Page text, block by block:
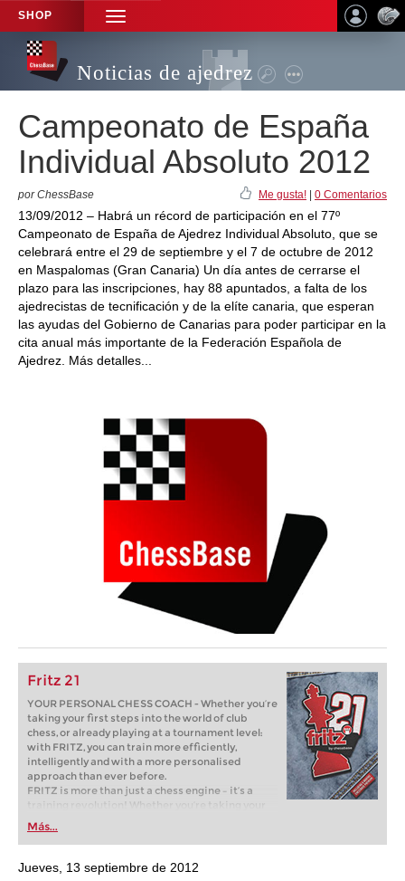
SHOP
TOGGLE
NAVIGATION
Noticias de ajedrez
Campeonato de España
Individual Absoluto 2012
por ChessBase Me gusta! 0 Comentarios
13/09/2012 – Habrá un récord de participación en el 77º
Campeonato de España de Ajedrez Individual Absoluto, que se
celebrará entre el 29 de septiembre y el 7 de octubre de 2012
en Maspalomas (Gran Canaria) Un día antes de cerrarse el
plazo para las inscripciones, hay 88 apuntados, a falta de los
ajedrecistas de tecnificación y de la elíte canaria, que esperan
las ayudas del Gobierno de Canarias para poder participar en la
cita anual más importante de la Federación Española de
Ajedrez. Más detalles...
Fritz 21
YOUR PERSONAL CHESS COACH - Whether you’re
taking your first steps into the world of club
chess, or already playing at a tournament level:
with FRITZ, you can train more efficiently,
intelligently and with a more personalised
approach than ever before.
FRITZ is more than just a chess engine – it’s a
training revolution! Whether you’re taking your
first steps into the world of club chess, or already
playing at a tournament level: with FRITZ, you can
train more efficiently, intelligently and with a
more personalised approach than ever before.
Más...
Jueves, 13 septiembre de 2012